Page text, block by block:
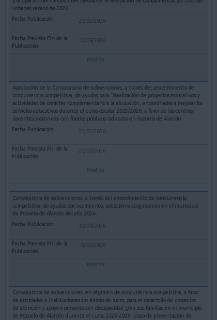
urbanas verano de 2026
29/05/2026
10/09/2026
Mostrar
Aprobación de la Convocatoria de subvenciones, a través del procedimiento de
concurrencia competitiva, de ayudas para "Realización de proyectos educativos y
actividades de carácter complementario a la educación, encaminados a mejorar los
servicios educativos durante el curso escolar 2025/2026, a favor de los centros
docentes sostenidos con fondos públicos radicados en Pozuelo de Alarcón
22/05/2026
20/09/2026
Mostrar
Convocatoria de subvenciones, a través del procedimiento de concurrencia
competitiva, de ayudas por nacimiento, adopción o acogimiento en el municipio
de Pozuelo de Alarcón del año 2026.
30/04/2026
15/09/2026
Mostrar
Convocatoria de subvenciones, en régimen de concurrencia competitiva, a favor
de entidades e instituciones sin ánimo de lucro, para el desarrollo de proyectos
de atención y apoyo a personas con discapacidad y/o a sus familias en el municipio
de Pozuelo de Alarcón durante el curso 2025-2026: plazo de presentación de